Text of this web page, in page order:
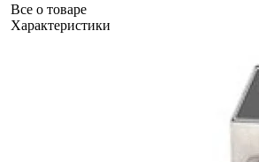
Все о товаре
Характеристики